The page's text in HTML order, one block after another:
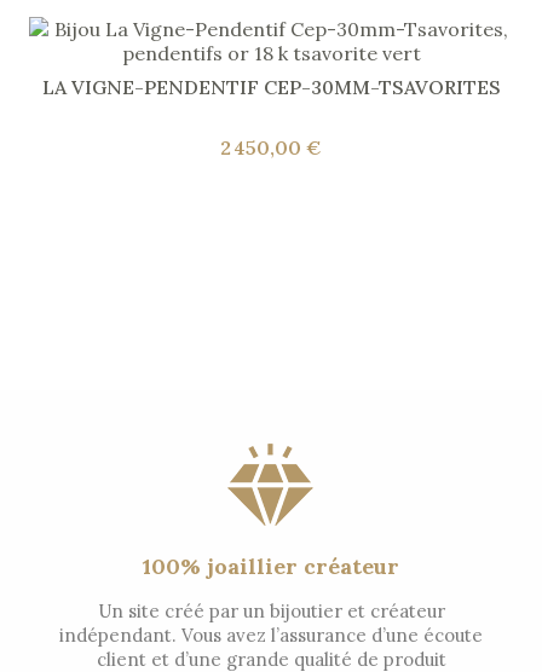
LA VIGNE-PENDENTIF CEP-30MM-TSAVORITES
2 450,00 €
100% joaillier créateur
Un site créé par un bijoutier et créateur
indépendant. Vous avez l’assurance d’une écoute
client et d’une grande qualité de produit